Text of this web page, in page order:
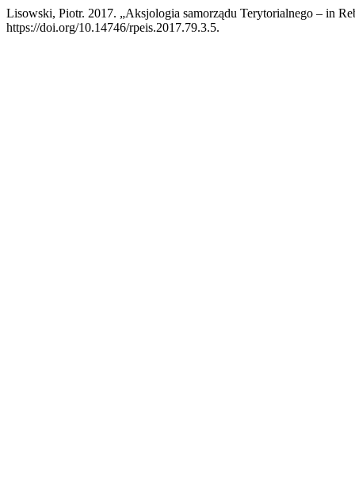
Lisowski, Piotr. 2017. „Aksjologia samorządu Terytorialnego – in
https://doi.org/10.14746/rpeis.2017.79.3.5.